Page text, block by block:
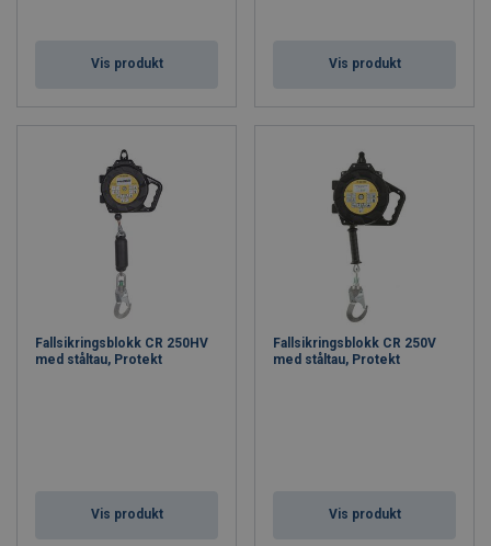
Vis produkt Vis produkt
Fallsikringsblokk CR 250HV
med ståltau, Protekt
Vis produkt
Fallsikringsblokk CR 250V
med ståltau, Protekt
Vis produkt